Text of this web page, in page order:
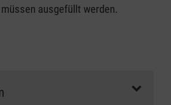
ausgefüllt werden.